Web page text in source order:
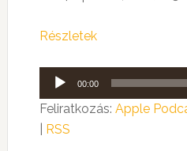
Részletek
Audió
lejátszó
00:00
Feliratkozás: Apple
RSS